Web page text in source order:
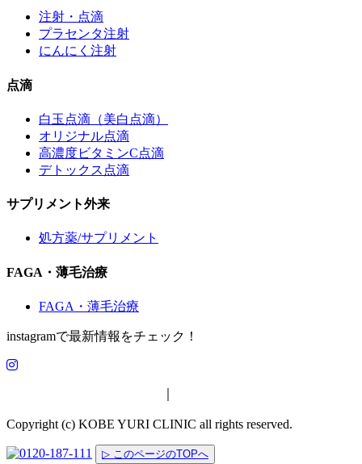
注射・点滴
プラセンタ注射
にんにく注射
点滴
白玉点滴（美白点滴）
オリジナル点滴
高濃度ビタミンC点滴
デトックス点滴
サプリメント外来
処方薬/サプリメント
FAGA・薄毛治療
FAGA・薄毛治療
instagramで最新情報をチェック！
Copyright (c) KOBE YURI CLINIC all rights reserved.
▷ このページのTOPへ